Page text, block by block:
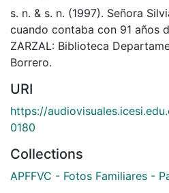
s. n. & s. n. (1997). Señora
cuando contaba con 91 años
ZARZAL: Biblioteca
Borrero.
URI
https://
0180
Collections
APFFVC - Fotos Familiares -